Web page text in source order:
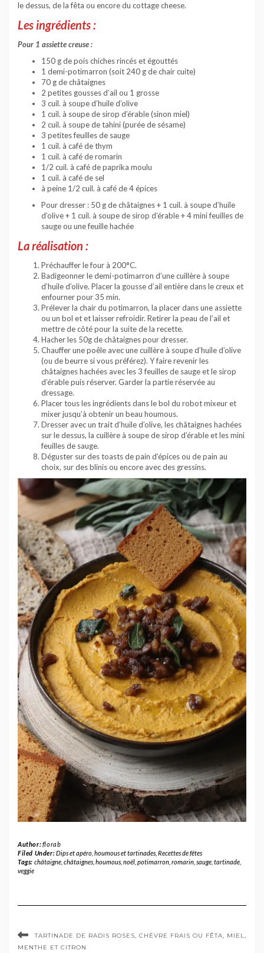
le dessus, de la fêta ou encore du cottage cheese.
Les ingrédients :
Pour 1 assiette creuse :
150 g de pois chiches rincés et égouttés
1 demi-potimarron (soit 240 g de chair cuite)
70 g de châtaignes
2 petites gousses d’ail ou 1 grosse
3 cuil. à soupe d’huile d’olive
1 cuil. à soupe de sirop d’érable (sinon miel)
2 cuil. à soupe de tahini (purée de sésame)
3 petites feuilles de sauge
1 cuil. à café de thym
1 cuil. à café de romarin
1/2 cuil. à café de paprika moulu
1 cuil. à café de sel
à peine 1/2 cuil. à café de 4 épices
Pour dresser : 50 g de châtaignes + 1 cuil. à soupe d’huile
d’olive + 1 cuil. à soupe de sirop d’érable + 4 mini feuilles de
sauge ou une feuille hachée
La réalisation :
Préchauffer le four à 200°C.
Badigeonner le demi-potimarron d’une cuillère à soupe
d’huile d’olive. Placer la gousse d’ail entière dans le creux et
enfourner pour 35 min.
Prélever la chair du potimarron, la placer dans une assiette
ou un bol et et laisser refroidir. Retirer la peau de l’ail et
mettre de côté pour la suite de la recette.
Hacher les 50g de châtaignes pour dresser.
Chauffer une poêle avec une cuillère à soupe d’huile d’olive
(ou de beurre si vous préférez). Y faire revenir les
châtaignes hachées avec les 3 feuilles de sauge et le sirop
d’érable puis réserver. Garder la partie réservée au
dressage.
Placer tous les ingrédients dans le bol du robot mixeur et
mixer jusqu’à obtenir un beau houmous.
Dresser avec un trait d’huile d’olive, les châtaignes hachées
sur le dessus, la cuillère à soupe de sirop d’érable et les mini
feuilles de sauge.
Déguster sur des toasts de pain d’épices ou de pain au
choix, sur des blinis ou encore avec des gressins.
Author:florab
Filed Under:Dips et apéro, houmous et tartinades, Recettes de fêtes
Tags: châtaigne, châtaignes, houmous, noël, potimarron, romarin, sauge, tartinade,
veggie
TARTINADE DE RADIS ROSES, CHÈVRE FRAIS OU FÊTA, MIEL,
MENTHE ET CITRON